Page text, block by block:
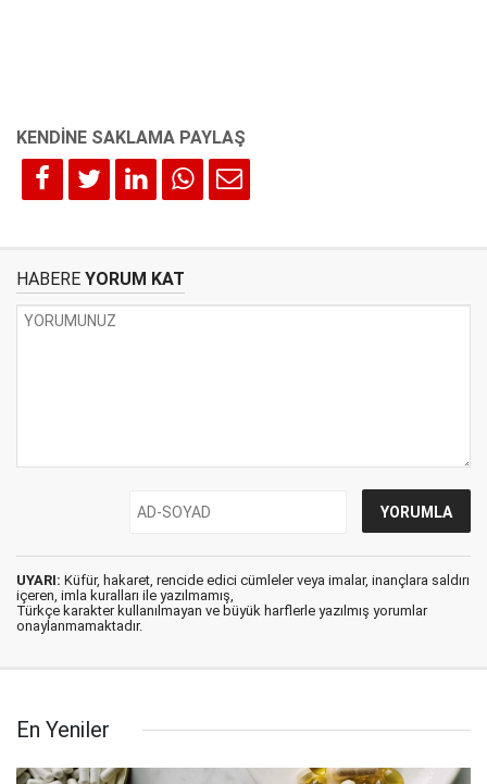
HABERE YORUM KAT
UYARI: Küfür, hakaret, rencide edici cümleler veya imalar, inançlara saldırı
içeren, imla kuralları ile yazılmamış,
Türkçe karakter kullanılmayan ve büyük harflerle yazılmış yorumlar
onaylanmamaktadır.
En Yeniler